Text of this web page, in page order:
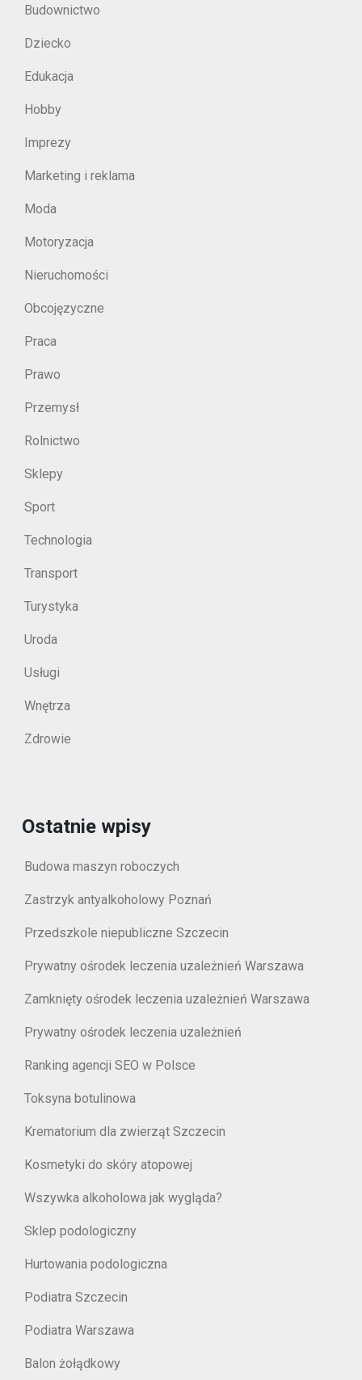
Budownictwo
Dziecko
Edukacja
Hobby
Imprezy
Marketing i reklama
Moda
Motoryzacja
Nieruchomości
Obcojęzyczne
Praca
Prawo
Przemysł
Rolnictwo
Sklepy
Sport
Technologia
Transport
Turystyka
Uroda
Usługi
Wnętrza
Zdrowie
Ostatnie wpisy
Budowa maszyn roboczych
Zastrzyk antyalkoholowy Poznań
Przedszkole niepubliczne Szczecin
Prywatny ośrodek leczenia uzależnień Warszawa
Zamknięty ośrodek leczenia uzależnień Warszawa
Prywatny ośrodek leczenia uzależnień
Ranking agencji SEO w Polsce
Toksyna botulinowa
Krematorium dla zwierząt Szczecin
Kosmetyki do skóry atopowej
Wszywka alkoholowa jak wygląda?
Sklep podologiczny
Hurtowania podologiczna
Podiatra Szczecin
Podiatra Warszawa
Balon żołądkowy